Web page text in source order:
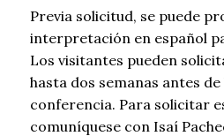
Previa solicitud, se puede
interpretación en español
Los visitantes pueden
hasta dos semanas antes de
conferencia. Para solicitar
comuníquese con Isaí